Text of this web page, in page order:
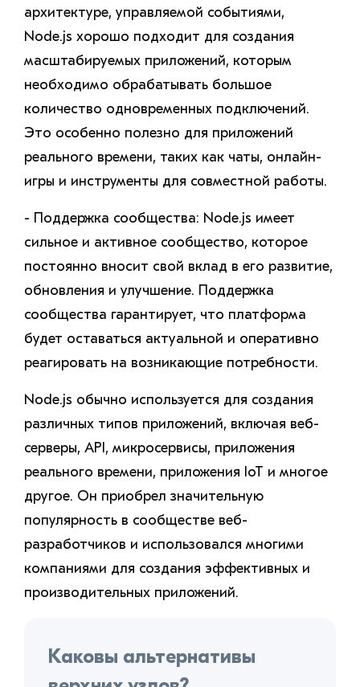
архитектуре, управляемой событиями,
Node.js хорошо подходит для создания
масштабируемых приложений, которым
необходимо обрабатывать большое
количество одновременных подключений.
Это особенно полезно для приложений
реального времени, таких как чаты, онлайн-
игры и инструменты для совместной работы.
- Поддержка сообщества: Node.js имеет
сильное и активное сообщество, которое
постоянно вносит свой вклад в его развитие,
обновления и улучшение. Поддержка
сообщества гарантирует, что платформа
будет оставаться актуальной и оперативно
реагировать на возникающие потребности.
Node.js обычно используется для создания
различных типов приложений, включая веб-
серверы, API, микросервисы, приложения
реального времени, приложения IoT и многое
другое. Он приобрел значительную
популярность в сообществе веб-
разработчиков и использовался многими
компаниями для создания эффективных и
производительных приложений.
Каковы альтернативы